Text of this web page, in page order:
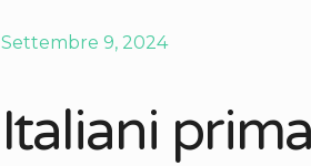
Settembre 9, 2024
Italiani prima